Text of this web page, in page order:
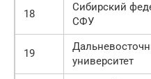
18
Сибирский
СФУ
19
университет